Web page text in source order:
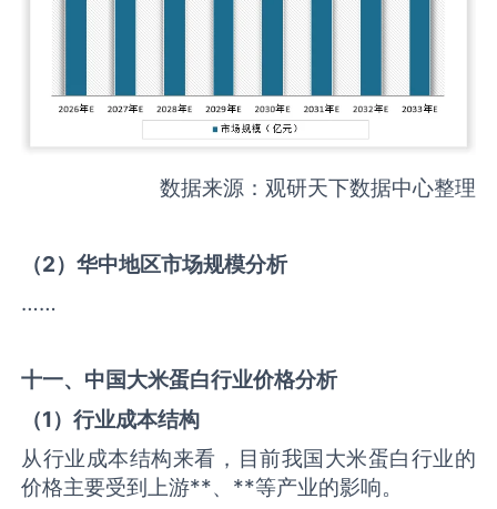
数据来源：观研天下数据中心整理
（2）华中地区市场规模分析
……
十一、中国大米蛋白行业价格分析
（1）行业成本结构
从行业成本结构来看，目前我国大米蛋白行业的
价格主要受到上游**、**等产业的影响。